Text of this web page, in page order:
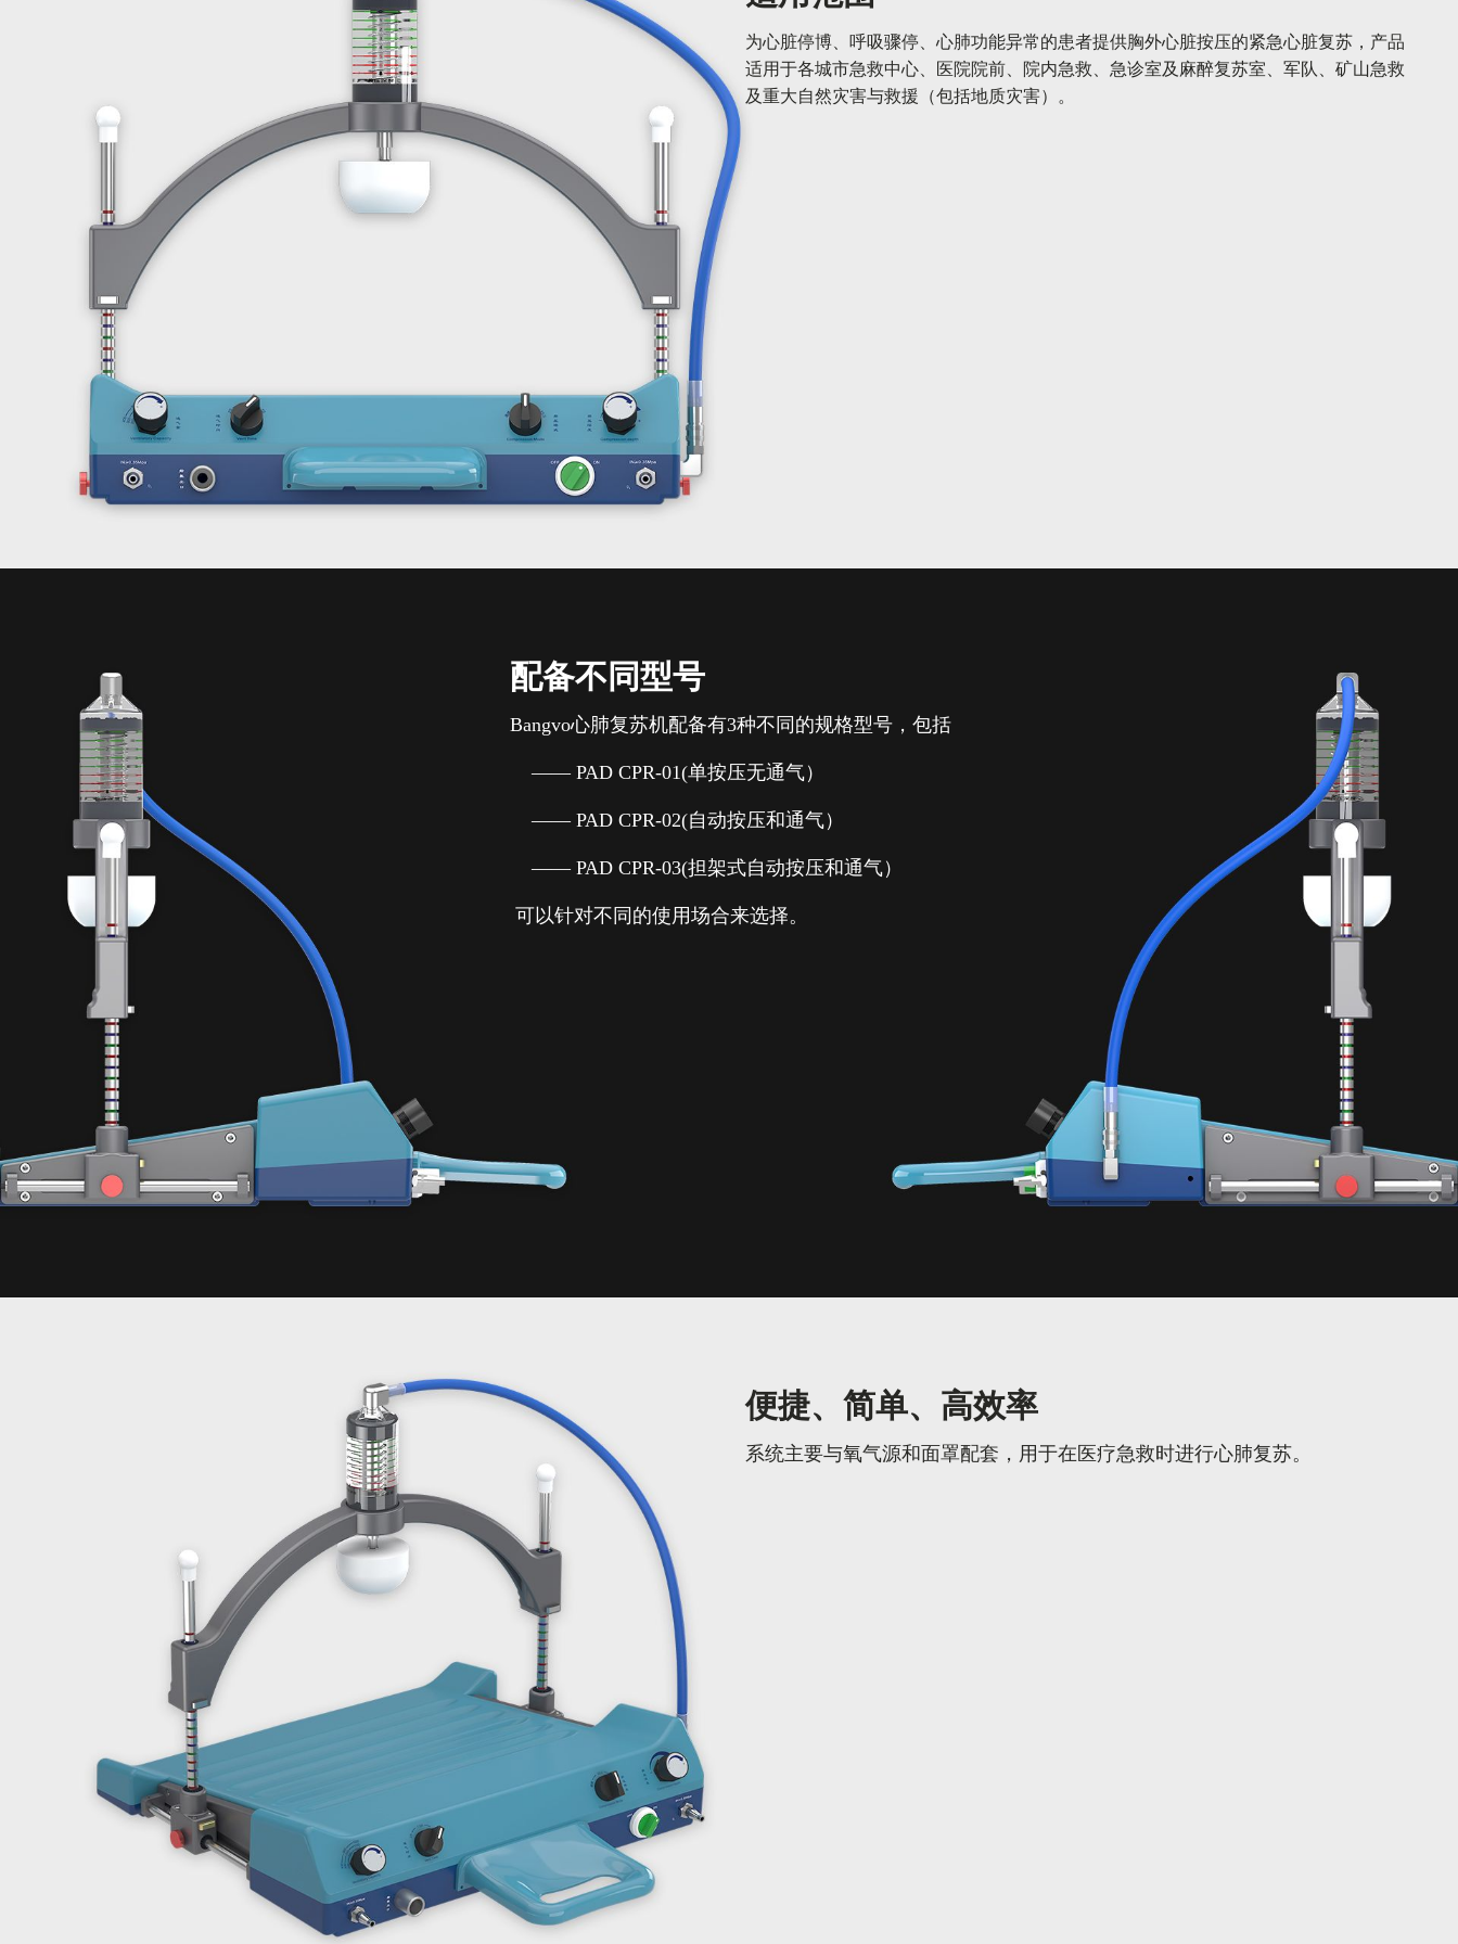
为心脏停博、呼吸骤停、心肺功能异常的患者提供胸外心脏按压的紧急心脏复苏，产品
适用于各城市急救中心、医院院前、院内急救、急诊室及麻醉复苏室、军队、矿山急救
及重大自然灾害与救援（包括地质灾害）。
配备不同型号
Bangvo心肺复苏机配备有3种不同的规格型号，包括
—— PAD CPR-01(单按压无通气）
—— PAD CPR-02(自动按压和通气）
—— PAD CPR-03(担架式自动按压和通气）
可以针对不同的使用场合来选择。
便捷、简单、高效率
系统主要与氧气源和面罩配套，用于在医疗急救时进行心肺复苏。